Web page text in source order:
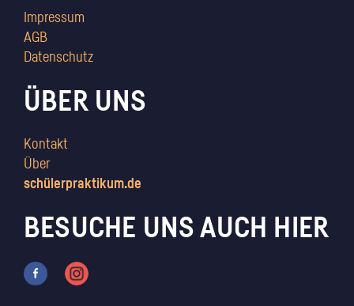
Impressum
AGB
Datenschutz
ÜBER UNS
Kontakt
Über
schülerpraktikum.de
BESUCHE UNS AUCH HIER